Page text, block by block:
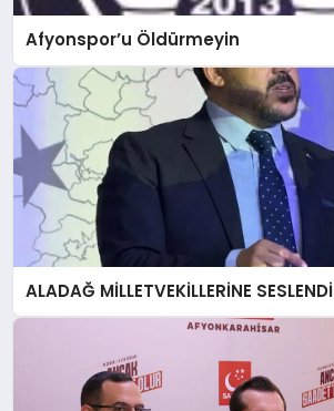
Afyonspor’u Öldürmeyin
ALADAĞ MİLLETVEKİLLERİNE SESLENDİ